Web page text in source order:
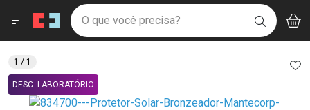
Drogaria São Paulo
Ir direto para a home
pela página
Ir direto para o conteúdo
Ir direto para a busca
Ir direto para a conta
Ir direto para a ajuda
Ir direto para a notificações
Faça a sua busca
O que você precisa? BUSCAR
Menu
DESC. LABORATÓRIO
1 / 1